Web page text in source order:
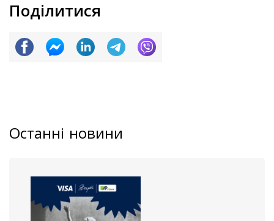
Поділитися
Останні новини